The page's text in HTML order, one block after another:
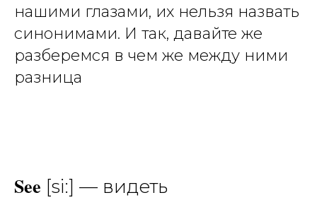
нашими глазами, их нельзя назвать
синонимами. И так, давайте же
разберемся в чем же между ними
разница
See [si:] — видеть